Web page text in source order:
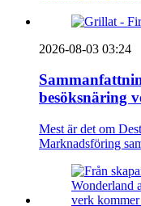
2026-08-03 03:24
besöksnäring
Mest är det om
Marknadsföring